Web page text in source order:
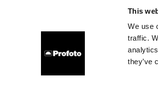
This
We use
traffic.
they’ve
Über uns Kontakt Support